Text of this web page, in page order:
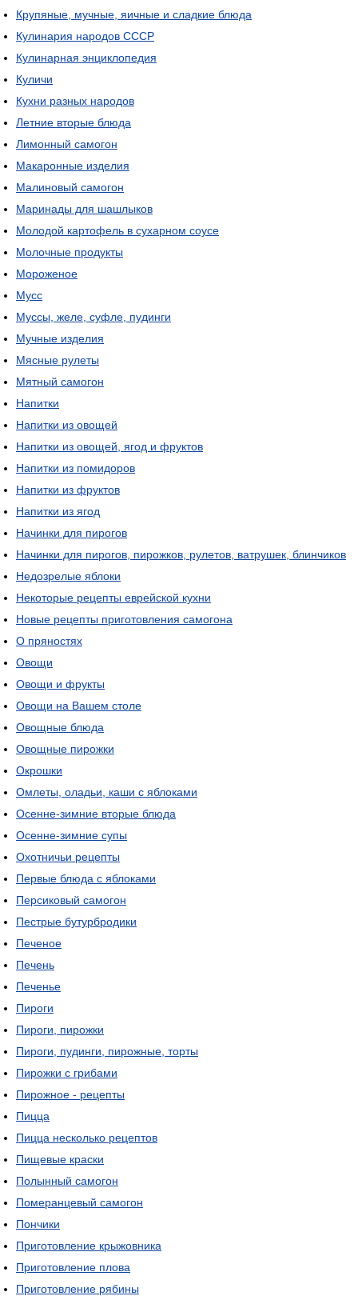
Крупяные, мучные, яичные и сладкие блюда
Кулинария народов СССР
Кулинарная энциклопедия
Куличи
Кухни разных народов
Летние вторые блюда
Лимонный самогон
Макаронные изделия
Малиновый самогон
Маринады для шашлыков
Молодой картофель в сухарном соусе
Молочные продукты
Мороженое
Мусс
Муссы, желе, суфле, пудинги
Мучные изделия
Мясные рулеты
Мятный самогон
Напитки
Напитки из овощей
Напитки из овощей, ягод и фруктов
Напитки из помидоров
Напитки из фруктов
Напитки из ягод
Начинки для пирогов
Начинки для пирогов, пирожков, рулетов, ватрушек, блинчиков
Недозрелые яблоки
Некоторые рецепты еврейской кухни
Новые рецепты приготовления самогона
О пряностях
Овощи
Овощи и фрукты
Овощи на Вашем столе
Овощные блюда
Овощные пирожки
Окрошки
Омлеты, оладьи, каши с яблоками
Осенне-зимние вторые блюда
Осенне-зимние супы
Охотничьи рецепты
Первые блюда с яблоками
Персиковый самогон
Пестрые бутурбродики
Печеное
Печень
Печенье
Пироги
Пироги, пирожки
Пироги, пудинги, пирожные, торты
Пирожки с грибами
Пирожное - рецепты
Пицца
Пицца несколько рецептов
Пищевые краски
Полынный самогон
Померанцевый самогон
Пончики
Приготовление крыжовника
Приготовление плова
Приготовление рябины